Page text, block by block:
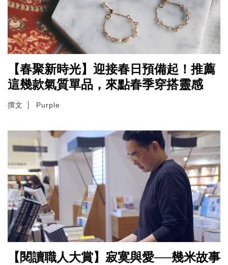
【春聚新時光】迎接春日預備起！推薦
這幾款氣質單品，來點春季穿搭靈感
撰文 Purple
【閱讀職人大賞】寂寞與愛──幾米故事